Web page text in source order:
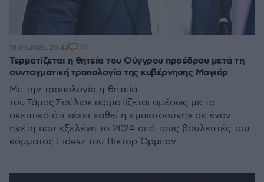
Τερματίζεται η θητεία του Ούγγρου προέδρου μετά τη
συνταγματική τροπολογία της κυβέρνησης Μαγιάρ
Με την τροπολογία η θητεία
του Τάμας Σούλιοκ τερματίζεται αμέσως με το
σκεπτικό ότι «έχει χαθεί η εμπιστοσύνη» σε έναν
ηγέτη που εξελέγη το 2024 από τους βουλευτές του
κόμματος Fidesz του Βίκτορ Όρμπαν
18.07.2026, 20:42 10